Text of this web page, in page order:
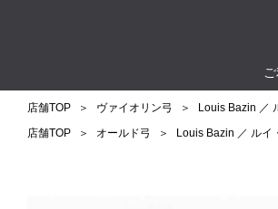
店舗TOP ヴァイオリン弓
Louis Bazin ／
店舗TOP
オールド弓 Louis Bazin ／ ルイ